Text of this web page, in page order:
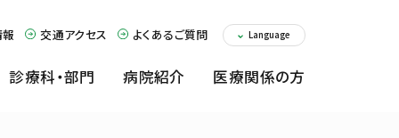
交通アクセス よくあるご質問 Language
診療科・部門 病院紹介 医療関係の方
〒593-8304堺市西区家原寺町1丁1番1号 交通アクセス